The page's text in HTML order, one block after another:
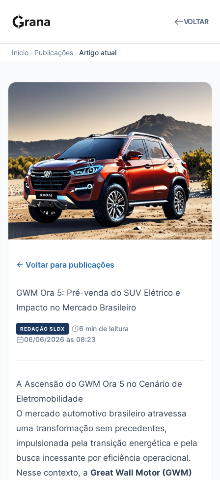
VOLTAR
Início Publicações Artigo atual
← Voltar para publicações
GWM Ora 5: Pré-venda do SUV Elétrico e
Impacto no Mercado Brasileiro
REDAÇÃO SLDX
6 min de leitura
06/06/2026 às 08:23
A Ascensão do GWM Ora 5 no Cenário de
Eletromobilidade
O mercado automotivo brasileiro atravessa
uma transformação sem precedentes,
impulsionada pela transição energética e pela
busca incessante por eficiência operacional.
Nesse contexto, a Great Wall Motor (GWM)